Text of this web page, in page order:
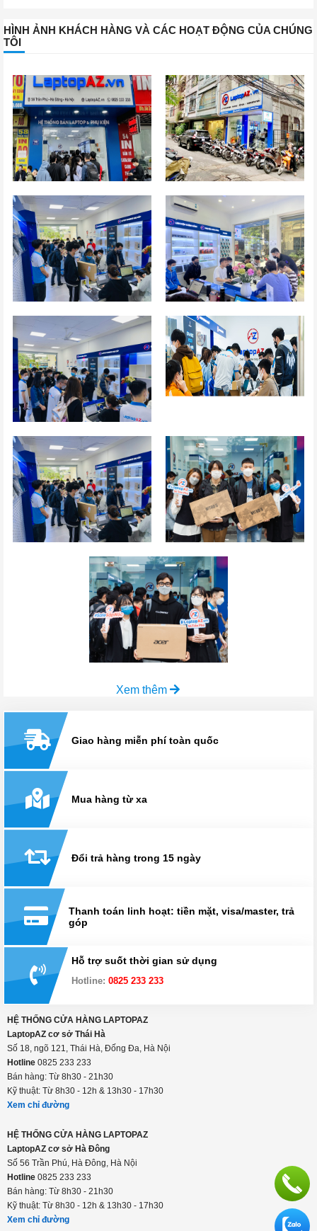
HÌNH ẢNH KHÁCH HÀNG VÀ CÁC HOẠT ĐỘNG CỦA CHÚNG
TÔI
Xem thêm
Giao hàng miễn phí toàn quốc
Mua hàng từ xa
Đổi trả hàng trong 15 ngày
Thanh toán linh hoạt: tiền mặt, visa/master, trả
góp
Hỗ trợ suốt thời gian sử dụng
Hotline: 0825 233 233
HỆ THỐNG CỬA HÀNG LAPTOPAZ
LaptopAZ cơ sở Thái Hà
Số 18, ngõ 121, Thái Hà, Đống Đa, Hà Nội
Hotline 0825 233 233
Bán hàng: Từ 8h30 - 21h30
Kỹ thuật: Từ 8h30 - 12h & 13h30 - 17h30
Xem chỉ đường
HỆ THỐNG CỬA HÀNG LAPTOPAZ
LaptopAZ cơ sở Hà Đông
Số 56 Trần Phú, Hà Đông, Hà Nội
Hotline 0825 233 233
Bán hàng: Từ 8h30 - 21h30
Kỹ thuật: Từ 8h30 - 12h & 13h30 - 17h30
Xem chỉ đường